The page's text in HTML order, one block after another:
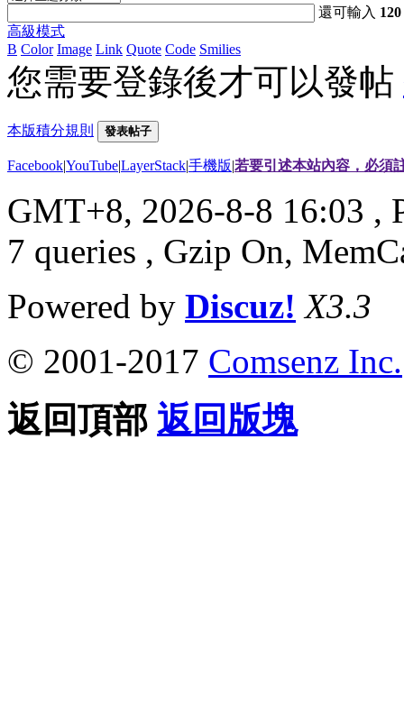
還可輸入 120
高級模式
B Color Image Link Quote Code Smilies
您需要登錄後才可以發帖
本版積分規則 發表帖子
Facebook|YouTube|LayerStack|手機版|若要引述本站內容，必須
GMT+8, 2026-8-8 16:03 ,
7 queries , Gzip On,
Powered by Discuz! X3.3
© 2001-2017 Comsenz Inc.
返回頂部 返回版塊